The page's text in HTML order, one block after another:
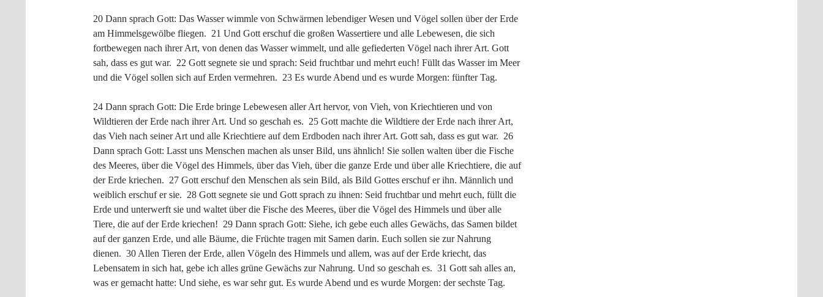
20 Dann sprach Gott: Das Wasser wimmle von Schwärmen lebendiger Wesen und Vögel sollen über der Erde
am Himmelsgewölbe fliegen. 21 Und Gott erschuf die großen Wassertiere und alle Lebewesen, die sich
fortbewegen nach ihrer Art, von denen das Wasser wimmelt, und alle gefiederten Vögel nach ihrer Art. Gott
sah, dass es gut war. 22 Gott segnete sie und sprach: Seid fruchtbar und mehrt euch! Füllt das Wasser im Meer
und die Vögel sollen sich auf Erden vermehren. 23 Es wurde Abend und es wurde Morgen: fünfter Tag.
24 Dann sprach Gott: Die Erde bringe Lebewesen aller Art hervor, von Vieh, von Kriechtieren und von
Wildtieren der Erde nach ihrer Art. Und so geschah es. 25 Gott machte die Wildtiere der Erde nach ihrer Art,
das Vieh nach seiner Art und alle Kriechtiere auf dem Erdboden nach ihrer Art. Gott sah, dass es gut war. 26
Dann sprach Gott: Lasst uns Menschen machen als unser Bild, uns ähnlich! Sie sollen walten über die Fische
des Meeres, über die Vögel des Himmels, über das Vieh, über die ganze Erde und über alle Kriechtiere, die auf
der Erde kriechen. 27 Gott erschuf den Menschen als sein Bild, als Bild Gottes erschuf er ihn. Männlich und
weiblich erschuf er sie. 28 Gott segnete sie und Gott sprach zu ihnen: Seid fruchtbar und mehrt euch, füllt die
Erde und unterwerft sie und waltet über die Fische des Meeres, über die Vögel des Himmels und über alle
Tiere, die auf der Erde kriechen! 29 Dann sprach Gott: Siehe, ich gebe euch alles Gewächs, das Samen bildet
auf der ganzen Erde, und alle Bäume, die Früchte tragen mit Samen darin. Euch sollen sie zur Nahrung
dienen. 30 Allen Tieren der Erde, allen Vögeln des Himmels und allem, was auf der Erde kriecht, das
Lebensatem in sich hat, gebe ich alles grüne Gewächs zur Nahrung. Und so geschah es. 31 Gott sah alles an,
was er gemacht hatte: Und siehe, es war sehr gut. Es wurde Abend und es wurde Morgen: der sechste Tag.